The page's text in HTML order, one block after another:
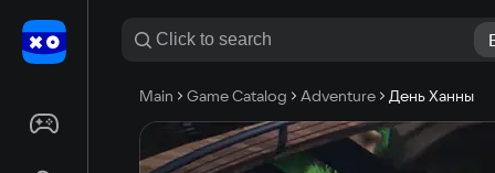
Main Game Catalog Adventure День Ханны